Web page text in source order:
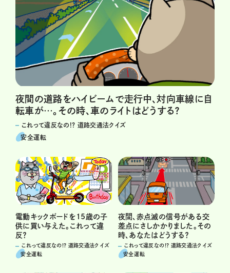
夜間の道路をハイビームで走行中、対向車線に自
転車が…。その時、車のライトはどうする？
これって違反なの!? 道路交通法クイズ
安全運転
電動キックボードを15歳の子
供に買い与えた。これって違
反？
これって違反なの!? 道路交通法クイズ
安全運転
夜間、赤点滅の信号がある交
差点にさしかかりました。その
時、あなたはどうする？
これって違反なの!? 道路交通法クイズ
安全運転